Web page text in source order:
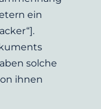
ein
solche
ihnen